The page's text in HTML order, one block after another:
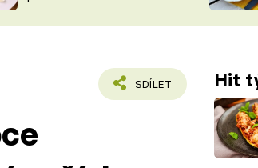
ČASOPIS
SDÍLET Hit